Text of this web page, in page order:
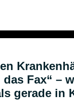
Fax“ –
gerade in